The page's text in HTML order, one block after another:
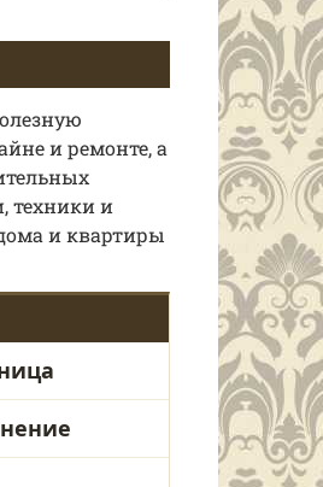
и ремонте, а
техники и
и квартиры